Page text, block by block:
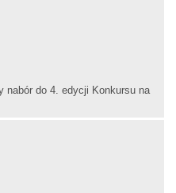
nabór do 4. edycji Konkursu na